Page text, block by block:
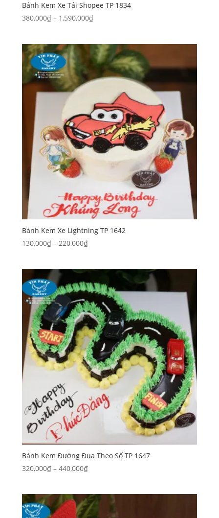
Bánh Kem Xe Tải Shopee TP 1834
380,000₫ – 1,590,000₫Khoảng
380,000₫
đến
1,590,000₫
Bánh Kem Xe Lightning TP 1642
130,000₫ – 220,000₫Khoảng
đến
220,000₫
Bánh Kem Đường Đua Theo Số TP 1647
320,000₫ – 440,000₫Khoảng
320,000₫
đến